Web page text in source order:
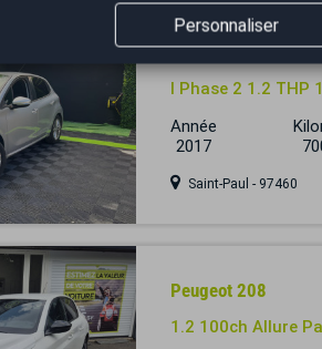
Peugeot 208
I Phase 2 1.2 THP
Année
2017
Saint-Paul - 97460
Peugeot 208
1.2 100ch Allure
Personnaliser